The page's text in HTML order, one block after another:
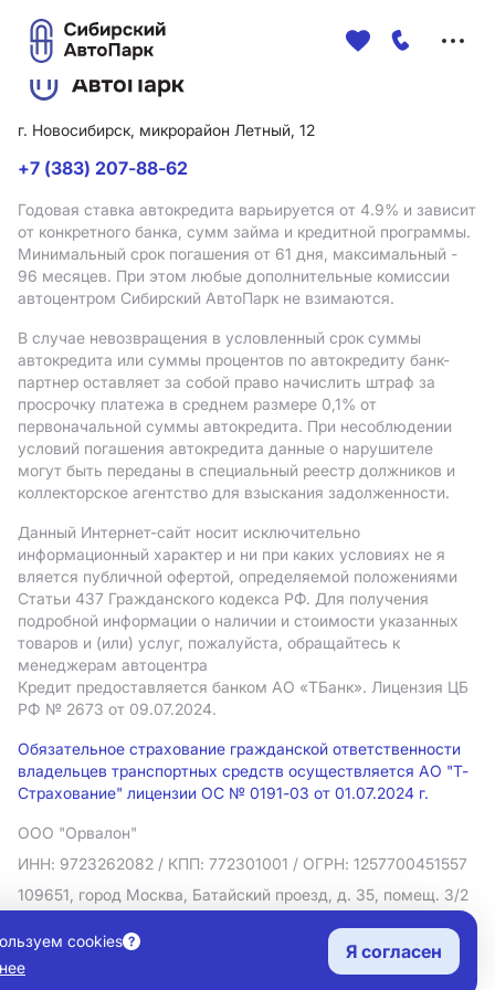
г. Новосибирск, микрорайон Летный, 12
+7 (383) 207-88-62
Годовая ставка автокредита варьируется от 4.9% и зависит
от конкретного банка, сумм займа и кредитной программы.
Минимальный срок погашения от 61 дня, максимальный -
96 месяцев. При этом любые дополнительные комиссии
автоцентром Сибирский АвтоПарк не взимаются.
В случае невозвращения в условленный срок суммы
автокредита или суммы процентов по автокредиту банк-
партнер оставляет за собой право начислить штраф за
просрочку платежа в среднем размере 0,1% от
первоначальной суммы автокредита. При несоблюдении
условий погашения автокредита данные о нарушителе
могут быть переданы в специальный реестр должников и
коллекторское агентство для взыскания задолженности.
Данный Интернет-сайт носит исключительно
информационный характер и ни при каких условиях не я
вляется публичной офертой, определяемой положениями
Статьи 437 Гражданского кодекса РФ. Для получения
подробной информации о наличии и стоимости указанных
товаров и (или) услуг, пожалуйста, обращайтесь к
менеджерам автоцентра
Кредит предоставляется банком АO «ТБанк». Лицензия ЦБ
РФ № 2673 от 09.07.2024.
Обязательное страхование гражданской ответственности
владельцев транспортных средств осуществляется АО "Т-
Страхование" лицензии ОС № 0191-03 от 01.07.2024 г.
ООО "Орвалон"
ИНН: 9723262082 / КПП: 772301001 / ОГРН: 1257700451557
109651, город Москва, Батайский проезд, д. 35, помещ. 3/2
Политика в отношении обработки персональных данных
Согласие на рекламную рассылку
Правовая информация
cookies
Я согласен